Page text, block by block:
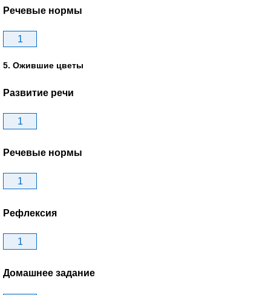
Речевые нормы
1
5. Ожившие цветы
Развитие речи
1
Речевые нормы
1
Рефлексия
1
Домашнее задание